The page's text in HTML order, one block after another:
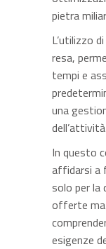
pietra
L’utilizzo
resa,
tempi e
una
In questo
affidarsi a
solo per la
offerte ma
esigenze